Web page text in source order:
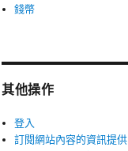
錢幣
其他操作
登入
訂閱網站內容的資訊提供